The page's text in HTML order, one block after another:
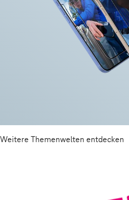
Weitere Themenwelten entdecken